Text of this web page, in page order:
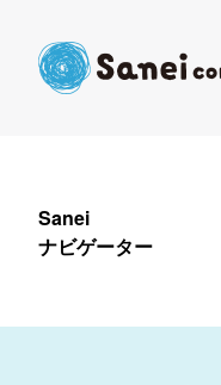
Sanei
ナビゲーター